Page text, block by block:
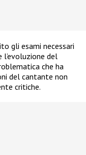
gli esami necessari
del
che ha
del cantante non
critiche.